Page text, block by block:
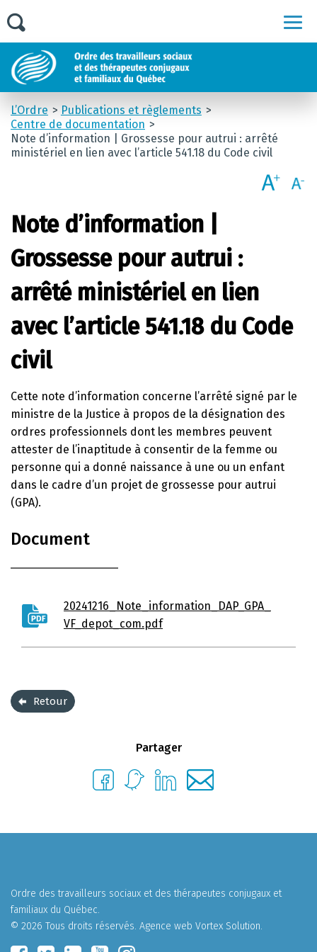
L’Ordre
Publications et règlements
Centre de documentation
Note d’information | Grossesse pour autrui : arrêté
ministériel en lien avec l’article 541.18 du Code civil
Note d’information |
Grossesse pour autrui :
arrêté ministériel en lien
avec l’article 541.18 du Code
civil
Cette note d’information concerne l’arrêté signé par le
ministre de la Justice à propos de la désignation des
ordres professionnels dont les membres peuvent
attester de l’inaptitude à consentir de la femme ou
personne qui a donné naissance à une ou un enfant
dans le cadre d’un projet de grossesse pour autrui
(GPA).
Document
20241216_Note_information_DAP_GPA_
VF_depot_com.pdf
Retour
Partager
Ordre des travailleurs sociaux et des thérapeutes conjugaux et
familiaux du Québec.
© 2026 Tous droits réservés. Agence web Vortex Solution.